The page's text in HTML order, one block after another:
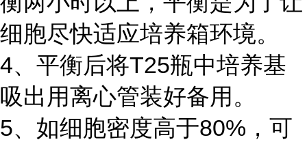
细胞尽快适应培养箱环境。
4、平衡后将T25瓶中培养基
吸出用离心管装好备用。
5、如细胞密度高于80%，可